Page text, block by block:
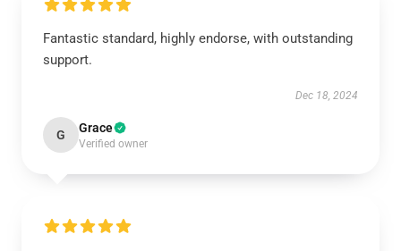
Fantastic standard, highly endorse, with outstanding
support.
Dec 18, 2024
G Grace
Verified owner